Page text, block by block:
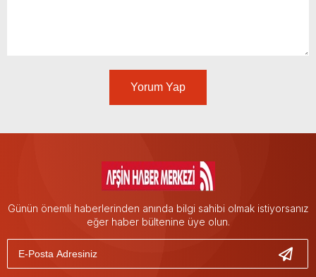
Yorum Yap
Günün önemli haberlerinden anında bilgi sahibi olmak istiyorsanız
eğer haber bültenine üye olun.